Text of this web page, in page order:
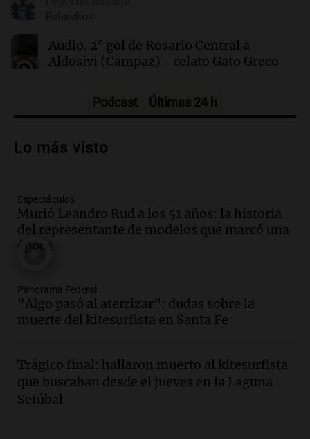
sábado 8 de agosto
Episodios
Audio. 2° gol de Rosario Central a
Aldosivi (Campaz) - relato Gato Greco
Audio.Nuevo desarrollo urbano y casa
en Villa María
Audio.
la Bulaya abrirá sus puertas mañana con
diversas actividades y sorpresas
Panorama Federal
edificios y proyecta una casa del
estudiante con 48 municipios
involucrados
Episodios
Audio.1° gol de Rosario Central a
Aldosivi (Zalazar en contra) - relato
Gato Greco
Podcast Últimas 24 h
Lo más visto
Espectáculos
Murió Leandro Rud a los 51 años: la historia
del representante de modelos que marcó una
época
Panorama Federal
"Algo pasó al aterrizar": dudas sobre la
muerte del kitesurfista en Santa Fe
Trágico final: hallaron muerto al kitesurfista
que buscaban desde el jueves en la Laguna
Setúbal